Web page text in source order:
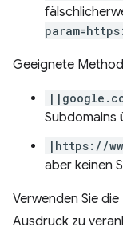
Geeignete
Subdomains
|https://
aber keinen
Verwenden Sie die
Ausdruck zu